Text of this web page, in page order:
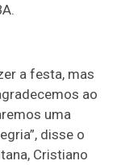
a festa, mas
ao
uma
disse o
Cristiano